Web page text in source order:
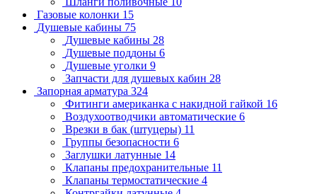
Газовые колонки 15
Душевые кабины 75
Душевые кабины 28
Душевые поддоны 6
Душевые уголки 9
Запчасти для душевых кабин 28
Запорная арматура 324
Фитинги американка с накидной гайкой 16
Воздухоотводчики автоматические 6
Врезки в бак (штуцеры) 11
Группы безопасности 6
Заглушки латунные 14
Клапаны предохранительные 11
Клапаны термостатические 4